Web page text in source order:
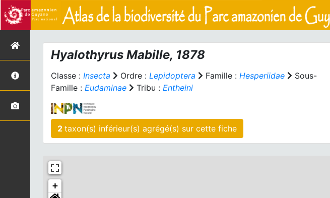
Hyalothyrus Mabille, 1878
Classe : Insecta Ordre : Lepidoptera Famille : Hesperiidae
Sous-
Famille : Eudaminae Tribu : Entheini
2 taxon(s) inférieur(s) agrégé(s) sur cette fiche
+